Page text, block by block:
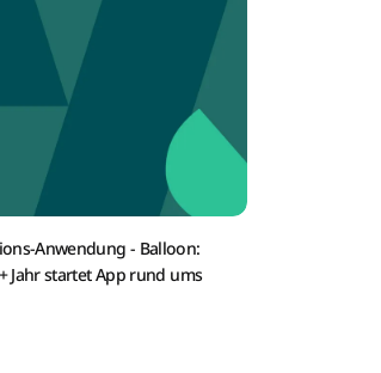
Anwendung - Balloon:
Jahr startet App rund ums